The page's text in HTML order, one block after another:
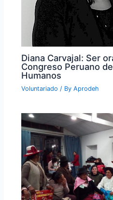
Diana Carvajal: Ser
Congreso Peruano
Humanos
Voluntariado / ByAprodeh